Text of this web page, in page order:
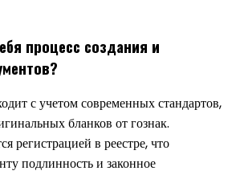
процесс создания и
с учетом современных стандартов,
бланков от гознак.
регистрацией в реестре, что
подлинность и законное